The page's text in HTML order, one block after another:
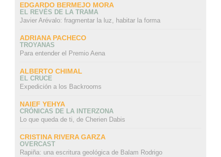
EDGARDO BERMEJO MORA
EL REVÉS DE LA TRAMA
Javier Arévalo: fragmentar la luz, habitar la forma
ADRIANA PACHECO
TROYANAS
Para entender el Premio Aena
ALBERTO CHIMAL
EL CRUCE
Expedición a los Backrooms
NAIEF YEHYA
CRÓNICAS DE LA INTERZONA
Lo que queda de ti, de Cherien Dabis
CRISTINA RIVERA GARZA
OVERCAST
Rapiña: una escritura geológica de Balam Rodrigo